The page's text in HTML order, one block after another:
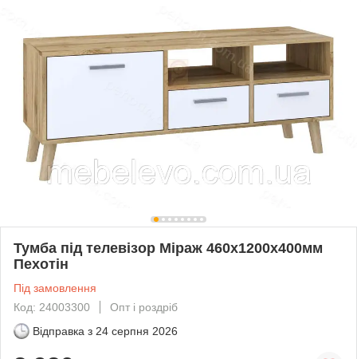
Тумба під телевізор Міраж 460х1200х400мм
Пехотін
Під замовлення
Код: 24003300
Опт і роздріб
Відправка з 24 серпня 2026